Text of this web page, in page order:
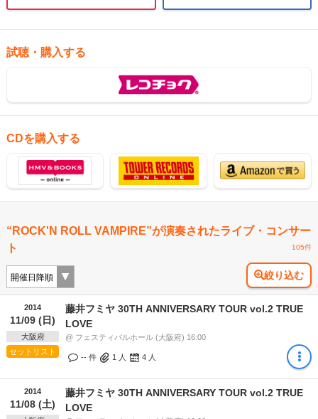
試聴・購入する
CDを購入する
“ROCK'N ROLL VAMPIRE”が演奏されたライブ・コンサー
ト
105件
絞り込む
2014
11/09 (日)
大阪府
セットリスト
藤井フミヤ 30TH ANNIVERSARY TOUR vol.2 TRUE
LOVE
@ フェスティバルホール (大阪府) 16:00
-- 件 1 人 4 人
2014
11/08 (土)
藤井フミヤ 30TH ANNIVERSARY TOUR vol.2 TRUE
LOVE